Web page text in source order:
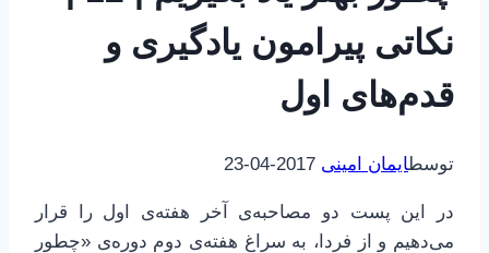
نکاتی پیرامون یادگیری و
قدم‌های اول
توسطایمان امینی 2017-04-23
در این پست دو مصاحبه‌ی آخر هفته‌ی اول را قرار
می‌دهیم و از فردا، به سراغ هفته‌ی دوم دوره‌ی «چطور